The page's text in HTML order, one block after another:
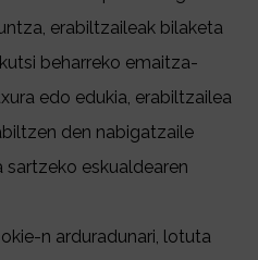
erabiltzaileak bilaketa
beharreko emaitza-
edo edukia, erabiltzailea
den nabigatzaile
eskualdearen
n arduradunari, lotuta